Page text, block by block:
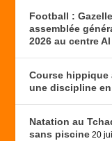
Football :
assemblée
2026 au centre
Course hippique
une discipline
Natation au
sans piscine 20